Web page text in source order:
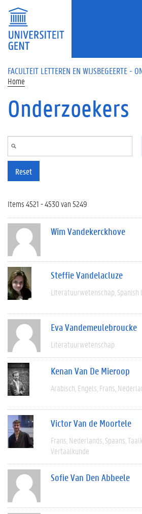
Overslaan en naar de inhoud gaan
FACULTEIT LETTEREN EN WIJSBEGEERTE -
Home
Onderzoekers
Reset
Items 4521 - 4530 van 5249
Wim Vandekerckhove
Steffie Vandelacluze
Literatuurwetenschap
Eva Vandemeulebroucke
Literatuurwetenschap
Kenan Van De Mieroop
Arabisch Engels Frans
Victor Van de Moortele
Frans Nederlands Spaans
Vertaalkunde
Sofie Van Den Abbeele